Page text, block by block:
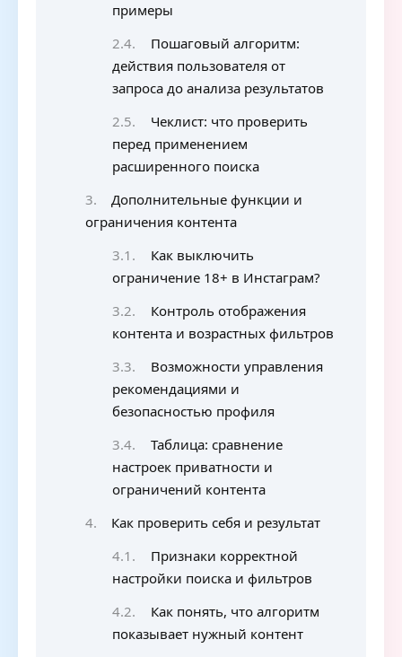
примеры
Пошаговый алгоритм:
действия пользователя от
запроса до анализа результатов
Чеклист: что проверить
перед применением
расширенного поиска
Дополнительные функции и
ограничения контента
Как выключить
ограничение 18+ в Инстаграм?
Контроль отображения
контента и возрастных фильтров
Возможности управления
рекомендациями и
безопасностью профиля
Таблица: сравнение
настроек приватности и
ограничений контента
Как проверить себя и результат
Признаки корректной
настройки поиска и фильтров
Как понять, что алгоритм
показывает нужный контент